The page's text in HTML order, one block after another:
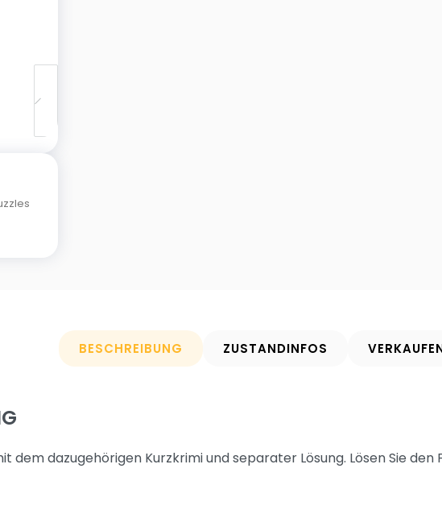
BESCHREIBUNG ZUSTANDINFOS
dem dazugehörigen Kurzkrimi und separater Lösung. Lösen Sie den